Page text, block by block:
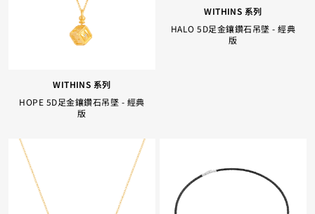
WITHINS 系列
HOPE 5D足金鑲鑽石吊墜 - 經典
版
WITHINS 系列
HALO 5D足金鑲鑽石吊墜 - 經典
版